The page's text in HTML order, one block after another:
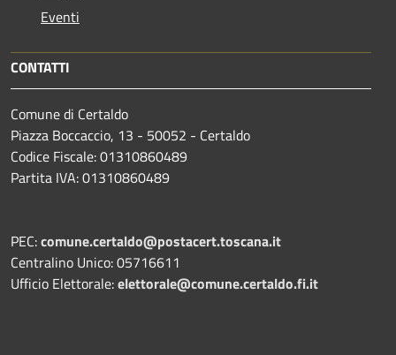
Eventi
CONTATTI
Comune di Certaldo
Piazza Boccaccio, 13 - 50052 - Certaldo
Codice Fiscale: 01310860489
Partita IVA: 01310860489
PEC:comune.certaldo@postacert.toscana.it
Centralino Unico: 05716611
Ufficio Elettorale:elettorale@comune.certaldo.fi.it